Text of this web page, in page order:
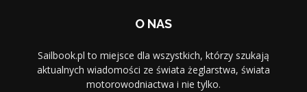
O NAS
Sailbook.pl to miejsce dla wszystkich, którzy szukają
aktualnych wiadomości ze świata żeglarstwa, świata
motorowodniactwa i nie tylko.